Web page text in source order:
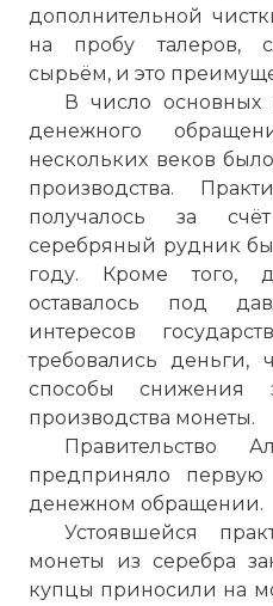
дополнительной
на пробу талеров,
сырьём, и это
В число основных
денежного
нескольких веков
производства.
получалось за
серебряный рудник
году. Кроме того,
оставалось под
интересов
требовались деньги,
способы снижения
производства монеты.
Правительство
предприняло
денежном обращении.
Устоявшейся
монеты из серебра
купцы приносили на